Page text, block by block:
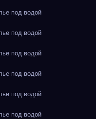
под водой
под водой
под водой
под водой
под водой
под водой